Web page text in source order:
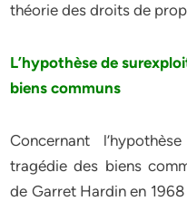
théorie des droits de
L’hypothèse de
biens communs
Concernant
tragédie des biens
de Garret Hardin en